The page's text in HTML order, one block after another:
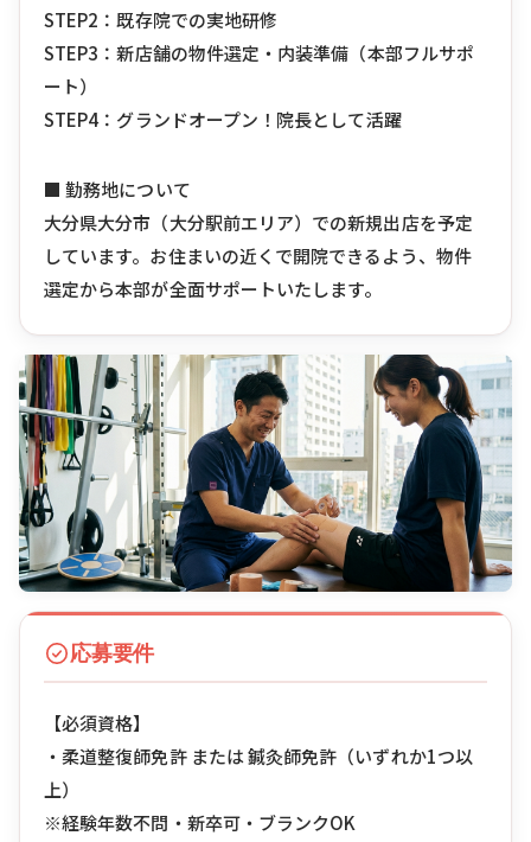
STEP2：既存院での実地研修
STEP3：新店舗の物件選定・内装準備（本部フルサポ
ート）
STEP4：グランドオープン！院長として活躍
■ 勤務地について
大分県大分市（大分駅前エリア）での新規出店を予定
しています。お住まいの近くで開院できるよう、物件
選定から本部が全面サポートいたします。
応募要件
【必須資格】
・柔道整復師免許 または 鍼灸師免許（いずれか1つ以
上）
※経験年数不問・新卒可・ブランクOK